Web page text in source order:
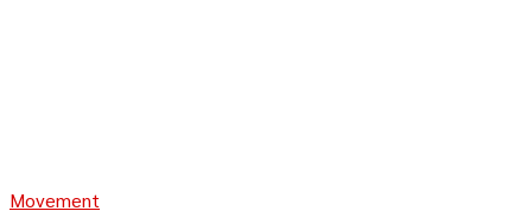
Movement